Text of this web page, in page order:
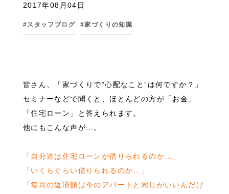
2017年08月04日
スタッフブログ 家づくりの知識
皆さん、「家づくりで“心配なこと”は何ですか？」
セミナーなどで聞くと、ほとんどの方が「お金」
「住宅ローン」と答えられます。
他にもこんな声が…。
「自分達は住宅ローンが借りられるのか…」
「いくらぐらい借りられるのか…」
「毎月の返済額は今のアパートと同じがいいんだけ